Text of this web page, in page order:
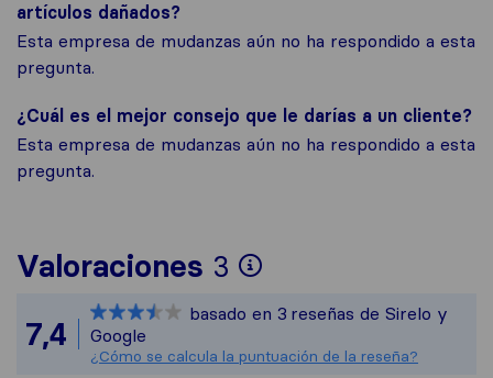
artículos dañados?
Esta empresa de mudanzas aún no ha respondido a esta
pregunta.
¿Cuál es el mejor consejo que le darías a un cliente?
Esta empresa de mudanzas aún no ha respondido a esta
pregunta.
Valoraciones 3
Para ofrecerte
Todas las
7,4
basado en 3 reseñas de Sirelo y
Google
¿Cómo se calcula la puntuación de la reseña?